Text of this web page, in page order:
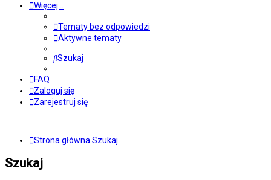
Więcej…
Tematy bez odpowiedzi
Aktywne tematy
Szukaj
FAQ
Zaloguj się
Zarejestruj się
Strona główna Szukaj
Szukaj